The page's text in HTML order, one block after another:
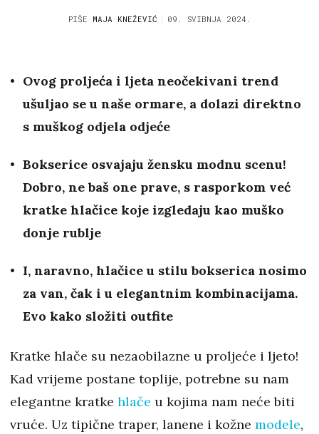
PIŠE MAJA KNEŽEVIĆ 09. SVIBNJA 2024.
Ovog proljeća i ljeta neočekivani trend
ušuljao se u naše ormare, a dolazi direktno
s muškog odjela odjeće
Bokserice osvajaju žensku modnu scenu!
Dobro, ne baš one prave, s rasporkom već
kratke hlačice koje izgledaju kao muško
donje rublje
I, naravno, hlačice u stilu bokserica nosimo
za van, čak i u elegantnim kombinacijama.
Evo kako složiti outfite
Kratke hlače su nezaobilazne u proljeće i ljeto!
Kad vrijeme postane toplije, potrebne su nam
elegantne kratke hlače u kojima nam neće biti
vruće. Uz tipične traper, lanene i kožne modele,